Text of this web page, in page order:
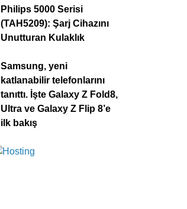
Philips 5000 Serisi
(TAH5209): Şarj Cihazını
Unutturan Kulaklık
Samsung, yeni
katlanabilir telefonlarını
tanıttı. İşte Galaxy Z Fold8,
Ultra ve Galaxy Z Flip 8’e
ilk bakış